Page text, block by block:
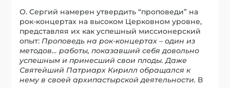
О. Сергий намерен утвердить “проповеди” на
рок-концертах на высоком Церковном уровне,
представляя их как успешный миссионерский
опыт: Проповедь на рок-концертах – один из
методов… работы, показавший себя довольно
успешным и принесший свои плоды. Даже
Святейший Патриарх Кирилл обращался к
нему в своей архипастырской деятельности. В